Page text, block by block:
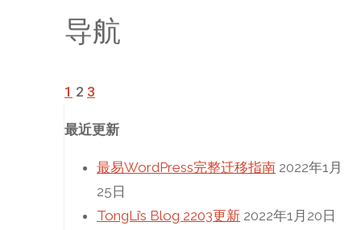
导航
1 2 3
最近更新
最易WordPress完整迁移指南 2022年1月
25日
TongLi’s Blog 2203更新 2022年1月20日